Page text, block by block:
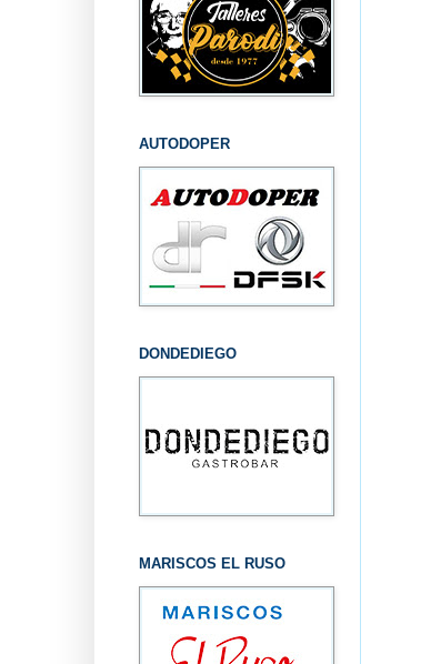
AUTODOPER
DONDEDIEGO
MARISCOS EL RUSO